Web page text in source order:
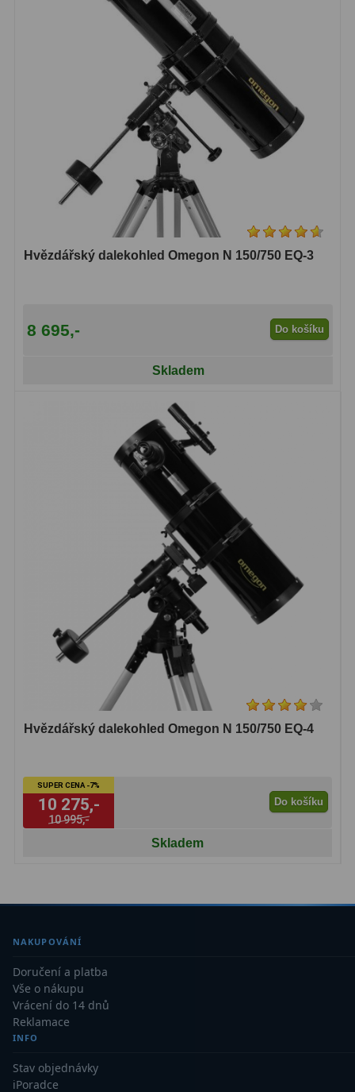
Hvězdářský dalekohled Omegon N 150/750 EQ-3
8 695,- Do košíku
Skladem
Hvězdářský dalekohled Omegon N 150/750 EQ-4
SUPER CENA -7%
10 275,-
10 995,-
Do košíku
Skladem
NAKUPOVÁNÍ
Doručení a platba
Vše o nákupu
Vrácení do 14 dnů
Reklamace
INFO
Stav objednávky
iPoradce